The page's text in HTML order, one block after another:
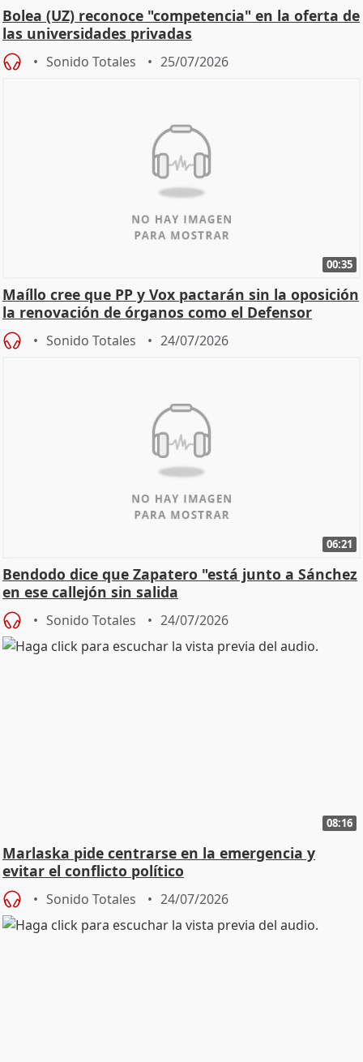
Bolea (UZ) reconoce "competencia" en la oferta de
las universidades privadas
Sonido Totales 25/07/2026
00:35
Maíllo cree que PP y Vox pactarán sin la oposición
la renovación de órganos como el Defensor
Sonido Totales 24/07/2026
06:21
Bendodo dice que Zapatero "está junto a Sánchez
en ese callejón sin salida
Sonido Totales 24/07/2026
08:16
Marlaska pide centrarse en la emergencia y
evitar el conflicto político
Sonido Totales 24/07/2026